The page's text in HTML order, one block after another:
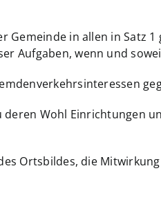
Gemeinde in allen in Satz 1
Aufgaben, wenn und
deren Wohl
Ortsbildes, die